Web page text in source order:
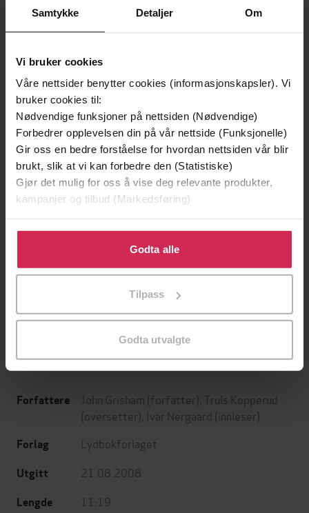
Samtykke Detaljer Om
Vi bruker cookies
Våre nettsider benytter cookies (informasjonskapsler). Vi
bruker cookies til:
Nødvendige funksjoner på nettsiden (Nødvendige)
Forbedrer opplevelsen din på vår nettside (Funksjonelle)
Gir oss en bedre forståelse for hvordan nettsiden vår blir
brukt, slik at vi kan forbedre den (Statistiske)
Gjør det mulig for oss å vise deg relevante produkter,
kampanjer og tilbud (Markedsføring)
Klikk på «Godta alle» for å gi oss ditt samtykke til å
bruke cookies for alle disse formålene. Du kan også
tilpasse ditt samtykke til spesifikke formål ved å klikke
Godta alle
Tilpass
Godta utvalgte
Andre har også kjøpt
Premium
399,-
LYDBOK
399,-
LYDBOK
Forfattere John Grisham (forfatter), Truls Kopperud
(oversetter), Ivar Nergaard (innleser)
Forlag Lydbokforlaget
Utgitt 21.08.2008
Lengde 11:19